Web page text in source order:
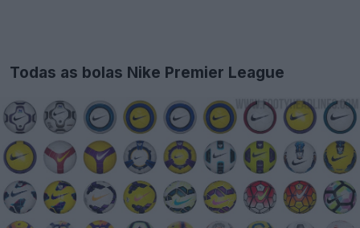
Todas as bolas Nike Premier League